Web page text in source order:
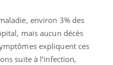
environ 3% des
mais aucun décès
expliquent ces
suite à l’infection,